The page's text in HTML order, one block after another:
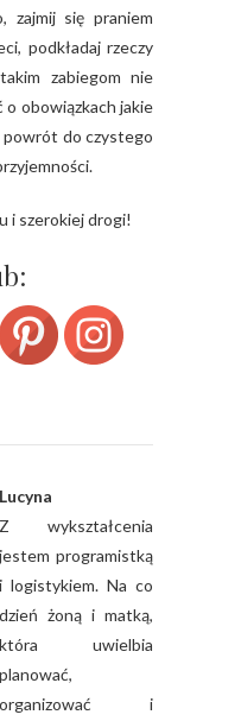
zajmij się praniem
podkładaj rzeczy
zabiegom nie
o obowiązkach jakie
powrót do czystego
i szerokiej drogi!
Lucyna
Z wykształcenia
jestem programistką
i logistykiem. Na co
dzień żoną i matką,
która uwielbia
planować,
organizować i